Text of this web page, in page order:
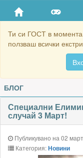
Ти си ГОСТ в
ползваш всички
БЛОГ
Специални
случай 3 Март!
Публикувано на 02
Категория:Новини